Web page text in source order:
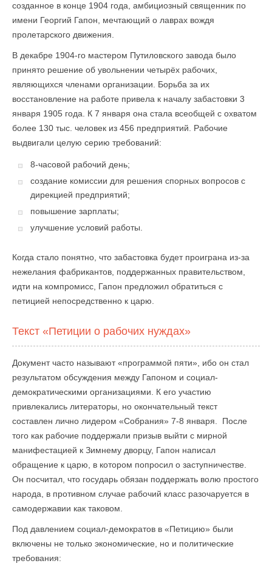
созданное в конце 1904 года, амбициозный священник по
имени Георгий Гапон, мечтающий о лаврах вождя
пролетарского движения.
В декабре 1904-го мастером Путиловского завода было
принято решение об увольнении четырёх рабочих,
являющихся членами организации. Борьба за их
восстановление на работе привела к началу забастовки 3
января 1905 года. К 7 января она стала всеобщей с охватом
более 130 тыс. человек из 456 предприятий. Рабочие
выдвигали целую серию требований:
8-часовой рабочий день;
создание комиссии для решения спорных вопросов с
дирекцией предприятий;
повышение зарплаты;
улучшение условий работы.
Когда стало понятно, что забастовка будет проиграна из-за
нежелания фабрикантов, поддержанных правительством,
идти на компромисс, Гапон предложил обратиться с
петицией непосредственно к царю.
Текст «Петиции о рабочих нуждах»
Документ часто называют «программой пяти», ибо он стал
результатом обсуждения между Гапоном и социал-
демократическими организациями. К его участию
привлекались литераторы, но окончательный текст
составлен лично лидером «Собрания» 7-8 января. После
того как рабочие поддержали призыв выйти с мирной
манифестацией к Зимнему дворцу, Гапон написал
обращение к царю, в котором попросил о заступничестве.
Он посчитал, что государь обязан поддержать волю простого
народа, в противном случае рабочий класс разочаруется в
самодержавии как таковом.
Под давлением социал-демократов в «Петицию» были
включены не только экономические, но и политические
требования: